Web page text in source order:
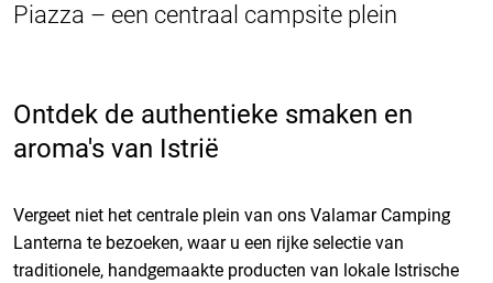
Piazza – een centraal campsite plein
Ontdek de authentieke smaken en
aroma's van Istrië
Vergeet niet het centrale plein van ons Valamar Camping
Lanterna te bezoeken, waar u een rijke selectie van
traditionele, handgemaakte producten van lokale Istrische